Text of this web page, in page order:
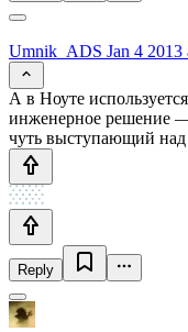
Umnik_ADS Jan 4 2013
А в Ноуте
инженерное решение
чуть выступающий
Reply